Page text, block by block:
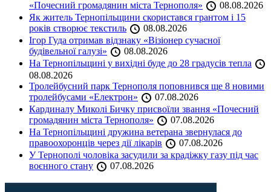
«Почесний громадянин міста Тернополя»
08.08.2026
Як житель Тернопільщини скористався грантом і 15
років створює текстиль
08.08.2026
Ігор Гуда отримав відзнаку «Візіонер сучасної
будівельної галузі»
08.08.2026
На Тернопільщині у вихідні буде до 28 градусів тепла
08.08.2026
Тролейбусний парк Тернополя поповнився ще 8 новими
тролейбусами «Електрон»
07.08.2026
Кардиналу Миколі Бичку присвоїли звання «Почесний
громадянин міста Тернополя»
07.08.2026
На Тернопільщині дружина ветерана звернулася до
правоохоронців через дії лікарів
07.08.2026
У Тернополі чоловіка засудили за крадіжку газу під час
воєнного стану
07.08.2026